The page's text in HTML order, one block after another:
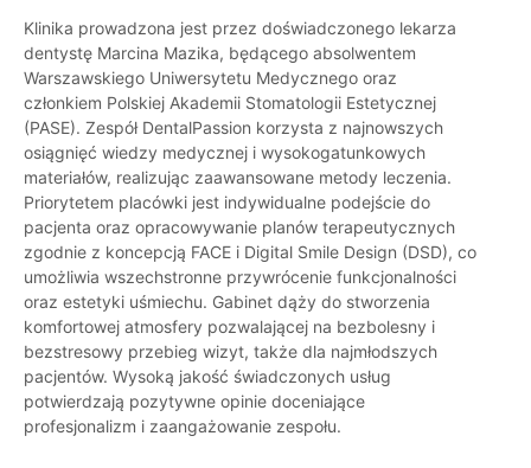
Klinika prowadzona jest przez doświadczonego lekarza
dentystę Marcina Mazika, będącego absolwentem
Warszawskiego Uniwersytetu Medycznego oraz
członkiem Polskiej Akademii Stomatologii Estetycznej
(PASE). Zespół DentalPassion korzysta z najnowszych
osiągnięć wiedzy medycznej i wysokogatunkowych
materiałów, realizując zaawansowane metody leczenia.
Priorytetem placówki jest indywidualne podejście do
pacjenta oraz opracowywanie planów terapeutycznych
zgodnie z koncepcją FACE i Digital Smile Design (DSD), co
umożliwia wszechstronne przywrócenie funkcjonalności
oraz estetyki uśmiechu. Gabinet dąży do stworzenia
komfortowej atmosfery pozwalającej na bezbolesny i
bezstresowy przebieg wizyt, także dla najmłodszych
pacjentów. Wysoką jakość świadczonych usług
potwierdzają pozytywne opinie doceniające
profesjonalizm i zaangażowanie zespołu.